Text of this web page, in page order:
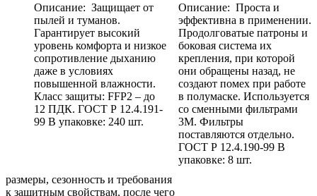
Описание: Защищает от
пылей и туманов.
Гарантирует высокий
уровень комфорта и низкое
сопротивление дыханию
даже в условиях
повышенной влажности.
Класс защиты: FFP2 – до
12 ПДК. ГОСТ Р 12.4.191-
99 В упаковке: 240 шт.
Описание: Проста и
эффективна в применении.
Продолговатые патроны и
боковая система их
крепления, при которой
они обращены назад, не
создают помех при работе
в полумаске. Используется
со сменными фильтрами
3М. Фильтры
поставляются отдельно.
ГОСТ Р 12.4.190-99 В
упаковке: 8 шт.
размеры, сезонность и требования
к защитным свойствам, после чего